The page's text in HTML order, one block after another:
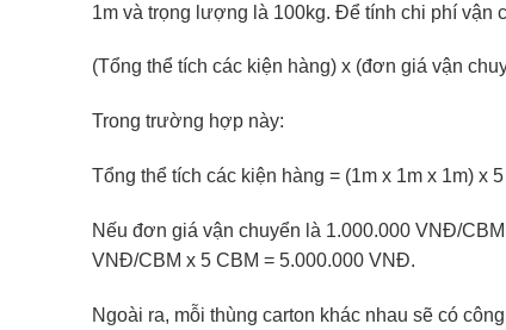
1m và trọng lượng là 100kg. Để tính chi phí vận
(Tổng thể tích các kiện hàng) x (đơn giá vận
Trong trường hợp này:
Tổng thể tích các kiện hàng = (1m x 1m x 1m) x
Nếu đơn giá vận chuyển là 1.000.000 VNĐ/
VNĐ/CBM x 5 CBM = 5.000.000 VNĐ.
Ngoài ra, mỗi thùng carton khác nhau sẽ có